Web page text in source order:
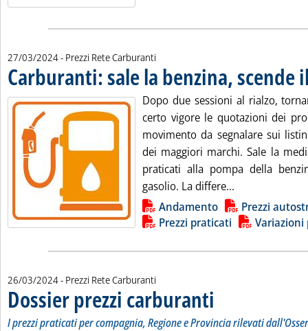
27/03/2024- Prezzi Rete Carburanti
Carburanti: sale la benzina, scende
Dopo due sessioni al rialzo,
certo vigore le quotazioni dei
movimento da segnalare sui
dei maggiori marchi. Sale la
praticati alla pompa della
gasolio. La differe...
Lista allegati PDF alla notizia
Andamento
Prezzi
Prezzi praticati
Variazioni
26/03/2024- Prezzi Rete Carburanti
Dossier prezzi carburanti
I prezzi praticati per compagnia, Regione e Provincia rilevati